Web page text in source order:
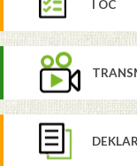
I OC